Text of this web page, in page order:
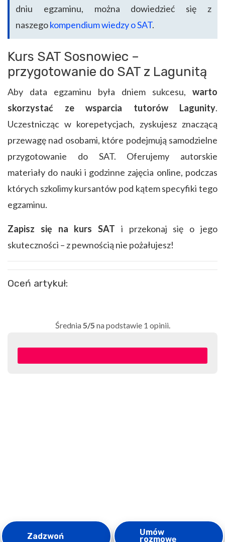
Zadzwoń Umów
rozmowę
dniu egzaminu, można dowiedzieć się z
naszegokompendium wiedzy o SAT.
Kurs SAT Sosnowiec –
przygotowanie do SAT z Lagunitą
Aby data egzaminu była dniem sukcesu, warto
skorzystać ze wsparcia tutorów Lagunity.
Uczestnicząc w korepetycjach, zyskujesz znaczącą
przewagę nad osobami, które podejmują samodzielne
przygotowanie do SAT. Oferujemy autorskie
materiały do nauki i godzinne zajęcia online, podczas
których szkolimy kursantów pod kątem specyfiki tego
egzaminu.
Zapisz się na kurs SAT i przekonaj się o jego
skuteczności – z pewnością nie pożałujesz!
Oceń artykuł:
Średnia5/5 na podstawie 1 opinii.